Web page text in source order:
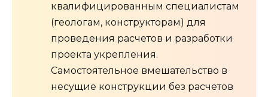
квалифицированным специалистам
(геологам, конструкторам) для
проведения расчетов и разработки
проекта укрепления.
Самостоятельное вмешательство в
несущие конструкции без расчетов